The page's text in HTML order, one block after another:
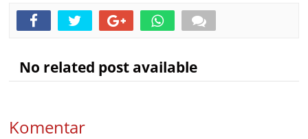
No related post available
Komentar